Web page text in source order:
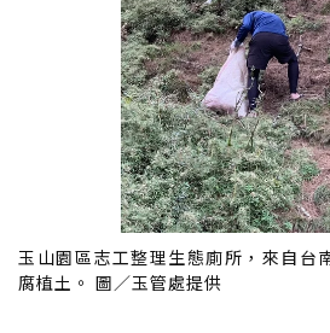
玉山園區志工整理生態廁所，來自台
腐植土。 圖／玉管處提供